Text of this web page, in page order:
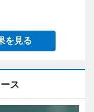
を見る
ス